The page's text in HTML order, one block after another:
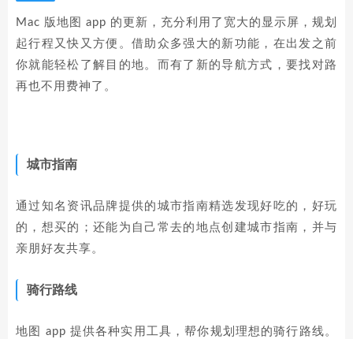
Mac 版地图 app 的更新，充分利用了宽大的显示屏，规划
起行程又快又方便。借助众多强大的新功能，在出发之前
你就能轻松了解目的地。而有了新的导航方式，要找对路
再也不用费神了。
城市指南
通过知名资讯品牌提供的城市指南精选发现好吃的，好玩
的，想买的；还能为自己常去的地点创建城市指南，并与
亲朋好友共享。
骑行路线
地图 app 提供各种实用工具，帮你规划理想的骑行路线。